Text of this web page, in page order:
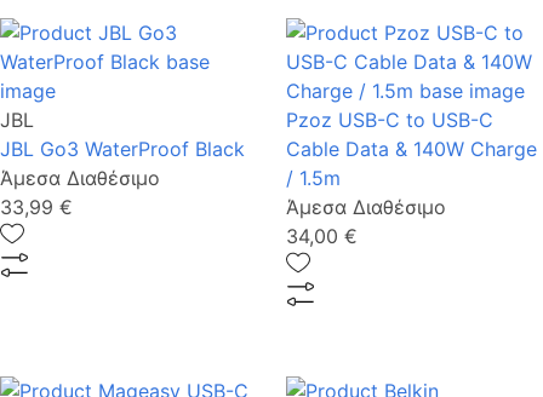
JBL
JBL Go3 WaterProof Black
Άμεσα Διαθέσιμο
33,99 €
Pzoz USB-C to USB-C
Cable Data & 140W Charge
/ 1.5m
Άμεσα Διαθέσιμο
34,00 €